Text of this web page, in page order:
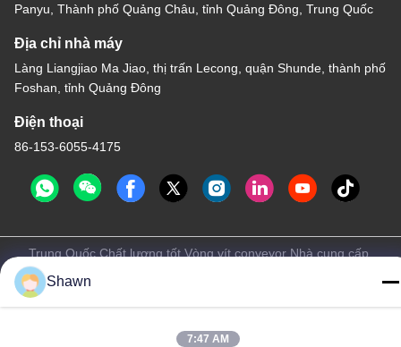
Panyu, Thành phố Quảng Châu, tỉnh Quảng Đông, Trung Quốc
Địa chỉ nhà máy
Làng Liangjiao Ma Jiao, thị trấn Lecong, quận Shunde, thành phố
Foshan, tỉnh Quảng Đông
Điện thoại
86-153-6055-4175
Trung Quốc Chất lượng tốt Vòng vít conveyor Nhà cung cấp.
-2026 Guangzhou Kaixi Wisdom Valley Technology Co.,Ltd Tất cả
Shawn
7:47 AM